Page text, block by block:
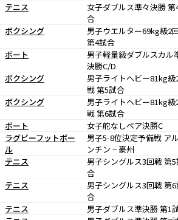
テニス
女子ダブルス準々決勝 第
合
ボクシング
男子ウエルター69kg級2
第4試合
ボート
男子軽量級ダブルスカル
決勝C/D
ボクシング
男子ライトヘビー81kg級
戦 第5試合
ボクシング
男子ライトヘビー81kg級
戦 第6試合
ボート
女子舵なしペア決勝C
ラグビーフットボー
ル
男子5-8位決定予備戦 ア
ンチン − 豪州
テニス
男子シングルス3回戦 第
合
テニス
男子シングルス3回戦 第
合
テニス
男子ダブルス準決勝 第1